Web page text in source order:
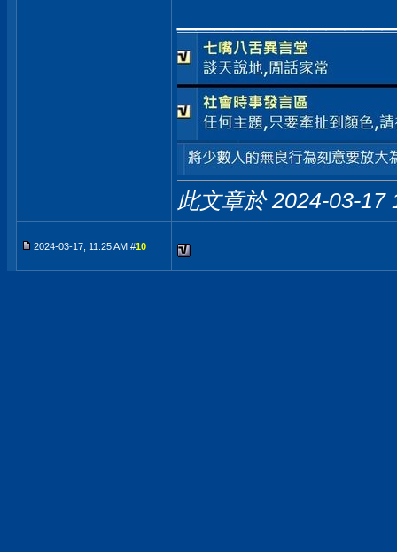
此文章於 2024-03-17
2024-03-17, 11:25 AM #10